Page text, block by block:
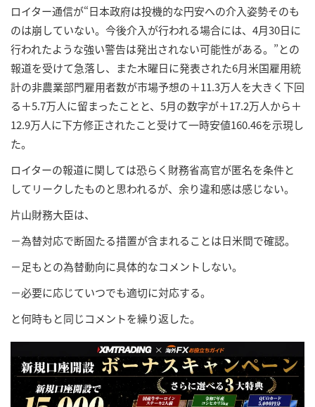
ロイター通信が“日本政府は投機的な円安への介入姿勢そのも
のは崩していない。今後介入が行われる場合には、4月30日に
行われたような強い警告は発出されない可能性がある。”との
報道を受けて急落し、また木曜日に発表された6月米国雇用統
計の非農業部門雇用者数が市場予想の＋11.3万人を大きく下回
る＋5.7万人に留まったことと、5月の数字が＋17.2万人から＋
12.9万人に下方修正されたこと受けて一時安値160.46を示現し
た。
ロイターの報道に関しては恐らく財務省高官が匿名を条件と
してリークしたものと思われるが、余り違和感は感じない。
片山財務大臣は、
－為替対応で断固たる措置が含まれることは日米間で確認。
－足もとの為替動向に具体的なコメントしない。
－必要に応じていつでも適切に対応する。
と何時もと同じコメントを繰り返した。